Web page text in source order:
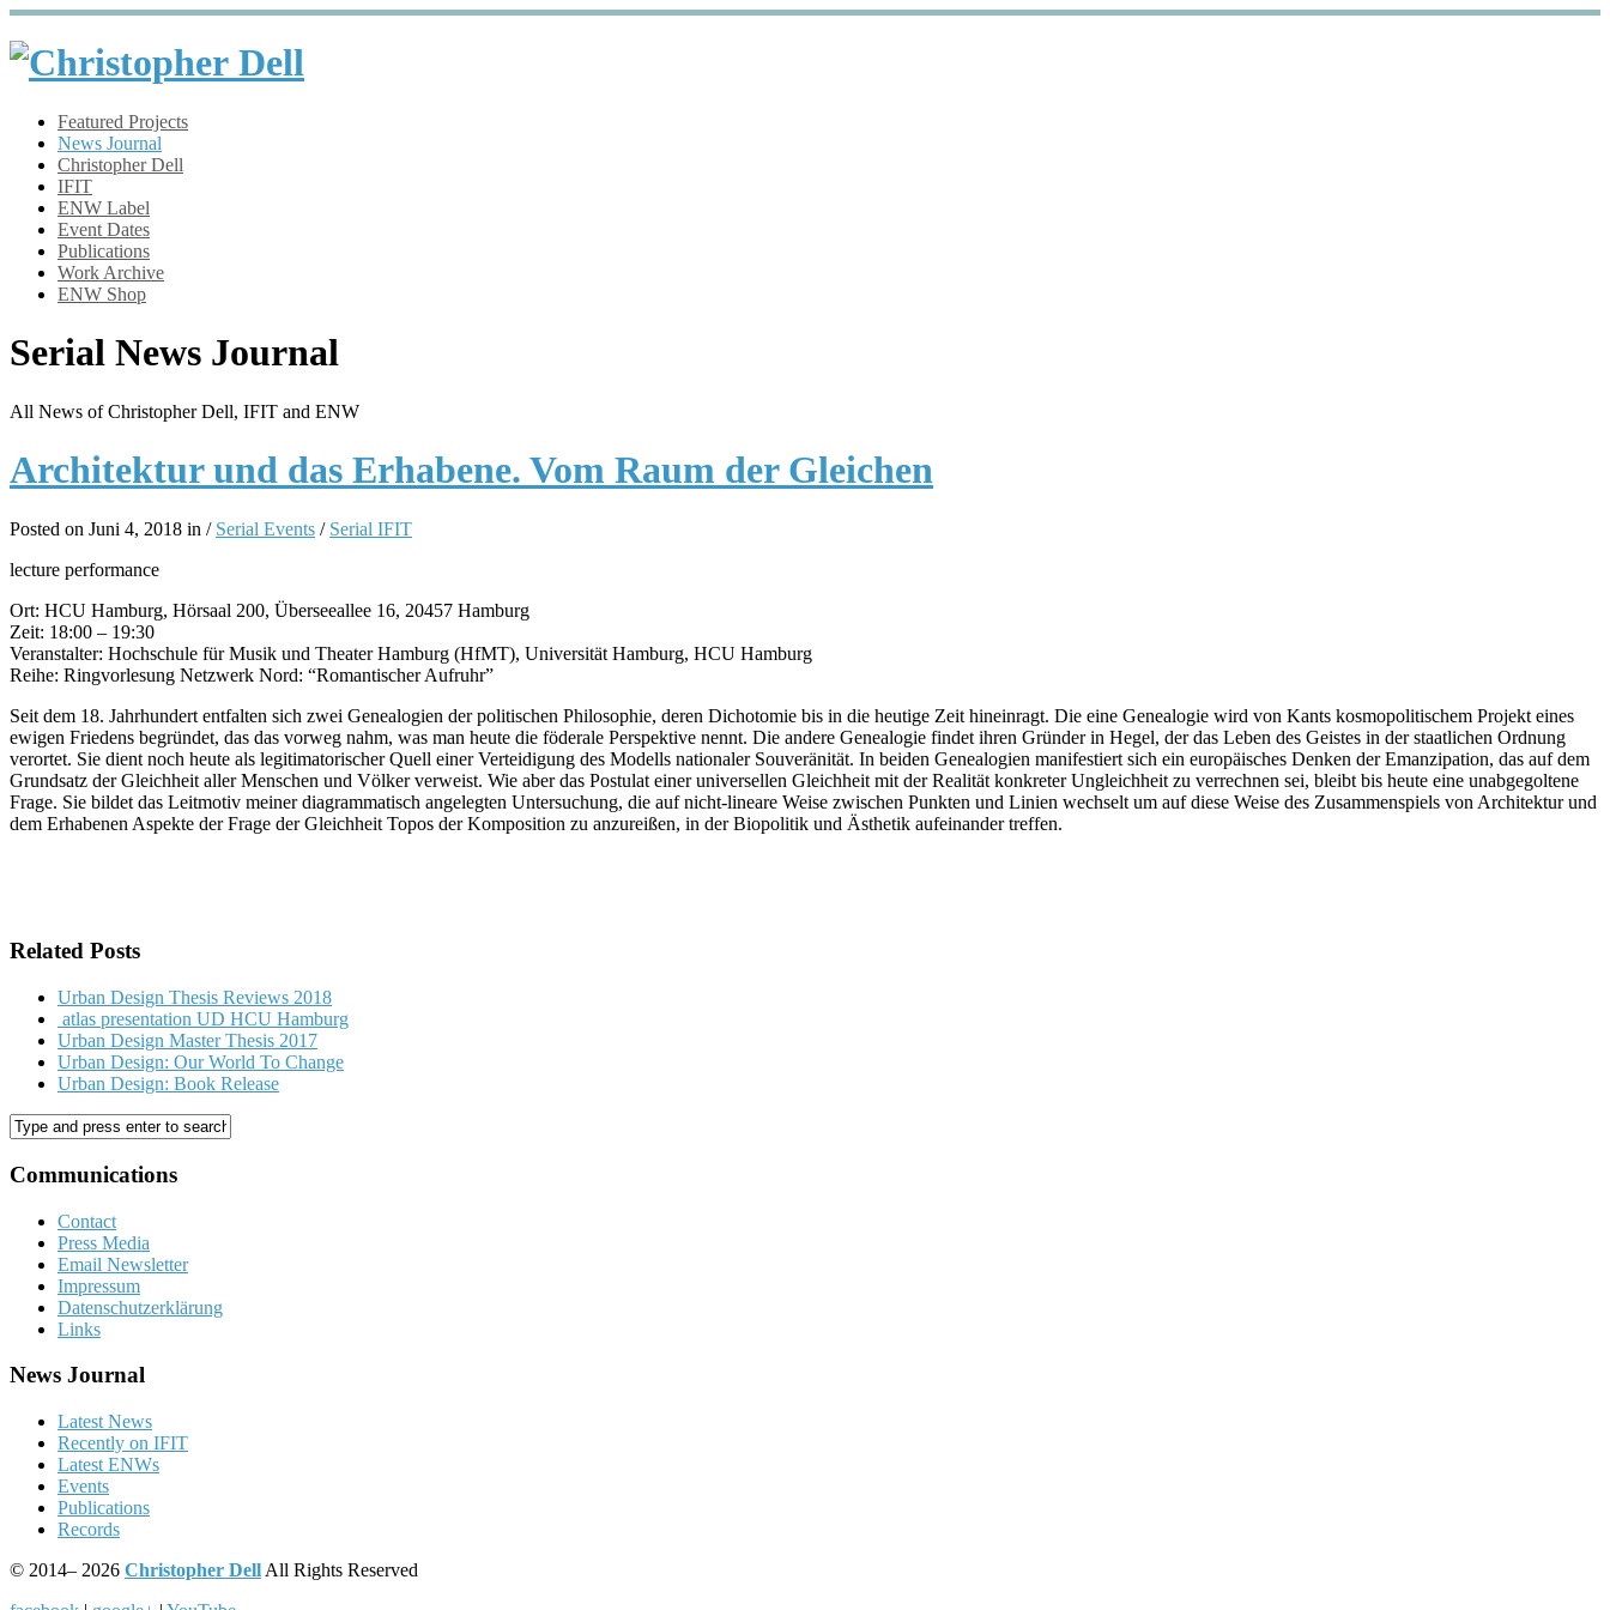
Featured Projects
News Journal
Christopher Dell
IFIT
ENW Label
Event Dates
Publications
Work Archive
ENW Shop
Serial News Journal
All News of Christopher Dell, IFIT and ENW
Architektur und das Erhabene. Vom Raum der Gleichen
Posted on Juni 4, 2018 in / Serial Events / Serial IFIT
lecture performance
Ort: HCU Hamburg, Hörsaal 200, Überseeallee 16, 20457 Hamburg
Zeit: 18:00 – 19:30
Veranstalter: Hochschule für Musik und Theater Hamburg (HfMT), Universität Hamburg, HCU Hamburg
Reihe: Ringvorlesung Netzwerk Nord: “Romantischer Aufruhr”
Seit dem 18. Jahrhundert entfalten sich zwei Genealogien der politischen Philosophie, deren Dichotomie bis in die heutige Zeit hineinragt. Die eine Genealogie wird von Kants kosmopolitischem Projekt eines
ewigen Friedens begründet, das das vorweg nahm, was man heute die föderale Perspektive nennt. Die andere Genealogie findet ihren Gründer in Hegel, der das Leben des Geistes in der staatlichen Ordnung
verortet. Sie dient noch heute als legitimatorischer Quell einer Verteidigung des Modells nationaler Souveränität. In beiden Genealogien manifestiert sich ein europäisches Denken der Emanzipation, das auf dem
Grundsatz der Gleichheit aller Menschen und Völker verweist. Wie aber das Postulat einer universellen Gleichheit mit der Realität konkreter Ungleichheit zu verrechnen sei, bleibt bis heute eine unabgegoltene
Frage. Sie bildet das Leitmotiv meiner diagrammatisch angelegten Untersuchung, die auf nicht-lineare Weise zwischen Punkten und Linien wechselt um auf diese Weise des Zusammenspiels von Architektur und
dem Erhabenen Aspekte der Frage der Gleichheit Topos der Komposition zu anzureißen, in der Biopolitik und Ästhetik aufeinander treffen.
Related Posts
Urban Design Thesis Reviews 2018
atlas presentation UD HCU Hamburg
Urban Design Master Thesis 2017
Urban Design: Our World To Change
Urban Design: Book Release
Communications
Contact
Press Media
Email Newsletter
Impressum
Datenschutzerklärung
Links
News Journal
Latest News
Recently on IFIT
Latest ENWs
Events
Publications
Records
© 2014– 2026 Christopher Dell All Rights Reserved